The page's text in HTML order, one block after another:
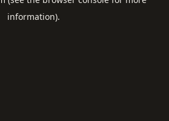
information).